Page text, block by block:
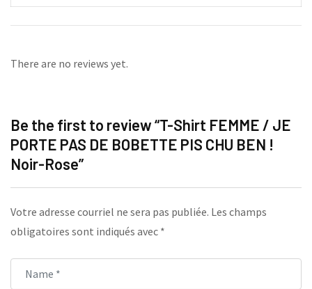
There are no reviews yet.
Be the first to review “T-Shirt FEMME / JE
PORTE PAS DE BOBETTE PIS CHU BEN !
Noir-Rose”
Votre adresse courriel ne sera pas publiée. Les champs
obligatoires sont indiqués avec *